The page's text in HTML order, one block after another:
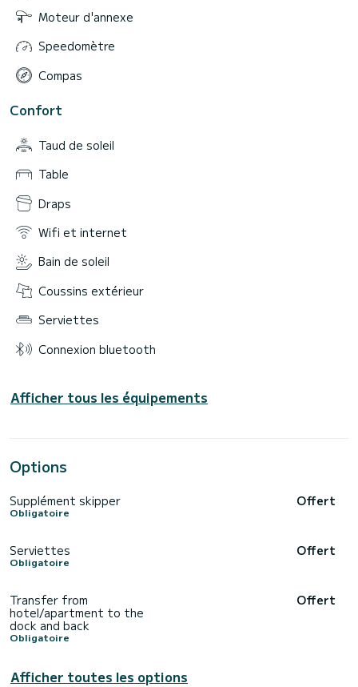
Moteur d'annexe
Speedomètre
Compas
Confort
Taud de soleil
Table
Draps
Wifi et internet
Bain de soleil
Coussins extérieur
Serviettes
Connexion bluetooth
Afficher tous les équipements
Options
Supplément skipper
Obligatoire
Offert
Serviettes
Obligatoire
Offert
Transfer from
hotel/apartment to the
dock and back
Obligatoire
Offert
Afficher toutes les options